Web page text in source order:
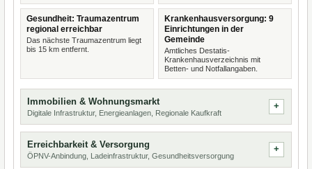
Gesundheit: Traumazentrum
regional erreichbar
Das nächste Traumazentrum liegt
bis 15 km entfernt.
Krankenhausversorgung: 9
Einrichtungen in der
Gemeinde
Amtliches Destatis-
Krankenhausverzeichnis mit
Betten- und Notfallangaben.
Immobilien & Wohnungsmarkt
Digitale Infrastruktur, Energieanlagen, Regionale Kaufkraft
Erreichbarkeit & Versorgung
ÖPNV-Anbindung, Ladeinfrastruktur, Gesundheitsversorgung